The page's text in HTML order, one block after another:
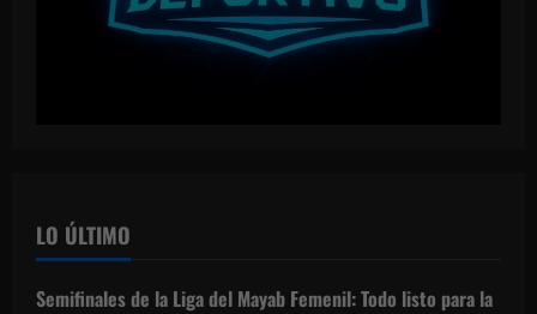
LO ÚLTIMO
Semifinales de la Liga del Mayab Femenil: Todo listo para la